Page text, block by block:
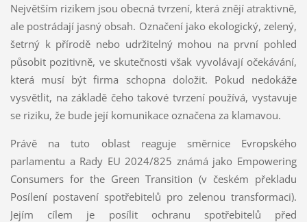
Největším rizikem jsou obecná tvrzení, která znějí atraktivně,
ale postrádají jasný obsah. Označení jako ekologický, zelený,
šetrný k přírodě nebo udržitelný mohou na první pohled
působit pozitivně, ve skutečnosti však vyvolávají očekávání,
která musí být firma schopna doložit. Pokud nedokáže
vysvětlit, na základě čeho takové tvrzení používá, vystavuje
se riziku, že bude její komunikace označena za klamavou.
Právě na tuto oblast reaguje směrnice Evropského
parlamentu a Rady EU 2024/825 známá jako Empowering
Consumers for the Green Transition (v českém překladu
Posílení postavení spotřebitelů pro zelenou transformaci).
Jejím cílem je posílit ochranu spotřebitelů před